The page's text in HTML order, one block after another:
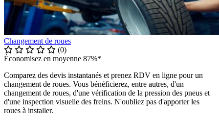
Changement de roues
(0)
Économisez en moyenne 87%*
Comparez des devis instantanés et prenez RDV en ligne pour un
changement de roues. Vous bénéficierez, entre autres, d'un
changement de roues, d'une vérification de la pression des pneus et
d'une inspection visuelle des freins. N'oubliez pas d'apporter les
roues à installer.